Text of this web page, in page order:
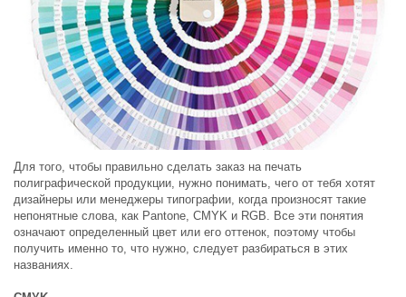
Для того, чтобы правильно сделать заказ на печать
полиграфической продукции, нужно понимать, чего от тебя хотят
дизайнеры или менеджеры типографии, когда произносят такие
непонятные слова, как Pantone, CMYK и RGB. Все эти понятия
означают определенный цвет или его оттенок, поэтому чтобы
получить именно то, что нужно, следует разбираться в этих
названиях.